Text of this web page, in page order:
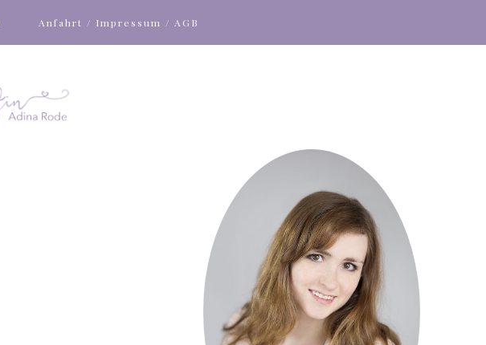
Anfahrt / Impressum / AGB